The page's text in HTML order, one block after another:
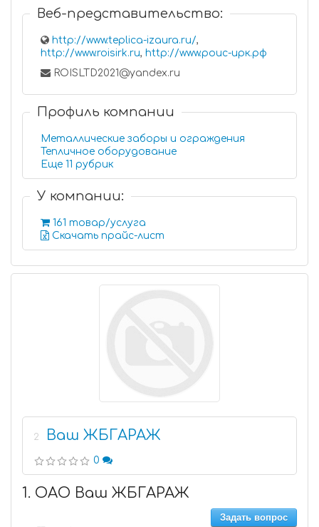
Веб-представительство:
http://www.teplica-izaura.ru/,
http://www.roisirk.ru, http://www.роис-ирк.рф
ROISLTD2021@yandex.ru
Профиль компании
Металлические заборы и ограждения
Тепличное оборудование
Еще 11 рубрик
У компании:
161 товар/услуга
Скачать прайс-лист
2 Ваш ЖБГАРАЖ
0
1. ОАО Ваш ЖБГАРАЖ
Задать вопрос